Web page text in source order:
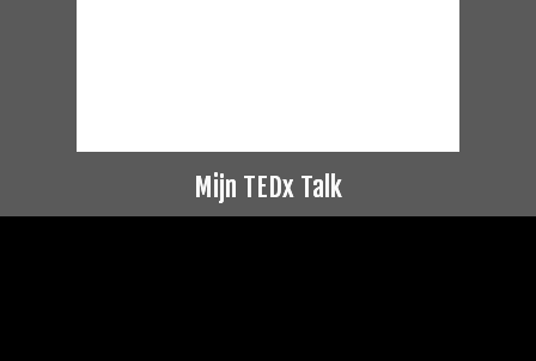
Mijn TEDx Talk